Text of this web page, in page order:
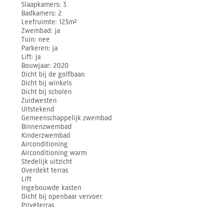
Slaapkamers 3
Badkamers 2
Leefruimte 123m²
Zwembad ja
Tuin nee
Parkeren ja
Lift ja
Bouwjaar 2020
Dicht bij de golfbaan
Dicht bij winkels
Dicht bij scholen
Zuidwesten
Uitstekend
Gemeenschappelijk zwembad
Binnenzwembad
Kinderzwembad
Airconditioning
Airconditioning warm
Stedelijk uitzicht
Overdekt terras
Lift
Ingebouwde kasten
Dicht bij openbaar vervoer
Privéterras